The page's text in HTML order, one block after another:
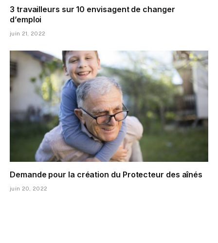
3 travailleurs sur 10 envisagent de changer
d’emploi
juin 21, 2022
Demande pour la création du Protecteur des aînés
juin 20, 2022